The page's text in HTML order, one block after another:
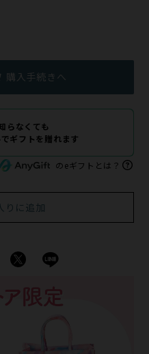
購入手続きへ
らなくても
ギフトを贈れます
のeギフトとは？
りに追加